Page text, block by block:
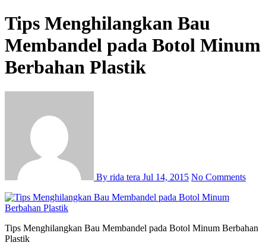
Tips Menghilangkan Bau
Membandel pada Botol Minum
Berbahan Plastik
By rida tera Jul 14, 2015 No Comments
Tips Menghilangkan Bau Membandel pada Botol Minum Berbahan
Plastik